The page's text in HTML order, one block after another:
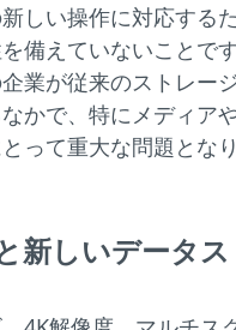
しい操作に対応する
備えていないことで
業が従来のストレー
かで、特にメディア
って重大な問題となり
新しいデータ